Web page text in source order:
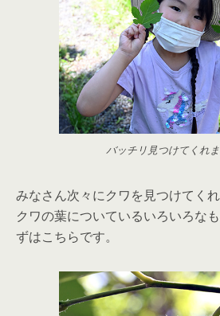
バッチリ見つけてくれ
みなさん次々にクワを見つけてくれ
クワの葉についているいろいろな
ずはこちらです。